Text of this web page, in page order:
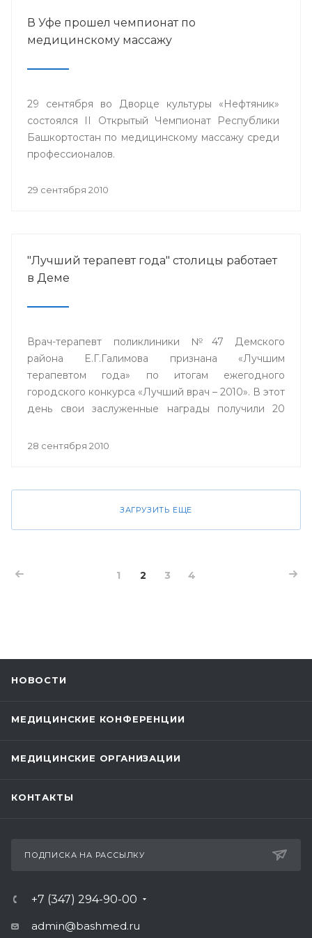
В Уфе прошел чемпионат по
медицинскому массажу
29 сентября во Дворце культуры «Нефтяник»
состоялся II Открытый Чемпионат Республики
Башкортостан по медицинскому массажу среди
профессионалов.
29 сентября 2010
"Лучший терапевт года" столицы работает
в Деме
Врач-терапевт поликлиники №47 Демского
района Е.Г.Галимова признана «Лучшим
терапевтом года» по итогам ежегодного
городского конкурса «Лучший врач – 2010». В этот
день свои заслуженные награды получили 20
конкурса, проходящего в столице вот уже в
28 сентября 2010
ЗАГРУЗИТЬ ЕЩЕ
1 2 3 4
НОВОСТИ
МЕДИЦИНСКИЕ КОНФЕРЕНЦИИ
МЕДИЦИНСКИЕ ОРГАНИЗАЦИИ
КОНТАКТЫ
ПОДПИСКА НА РАССЫЛКУ
+7 (347) 294-90-00
admin@bashmed.ru